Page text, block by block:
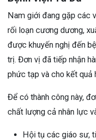
Nam giới đang gặp các
rối loạn cương dương,
được khuyến nghị đến
trị. Đơn vị đã tiếp nhận
phức tạp và cho kết quả
Để có thành công này,
chất lượng cả nhân lực
Hội tụ các giáo sư,